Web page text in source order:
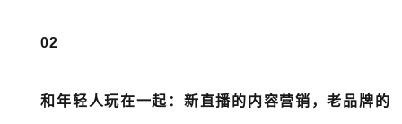
02
和年轻人玩在一起：新直播的内容营销，老品牌的